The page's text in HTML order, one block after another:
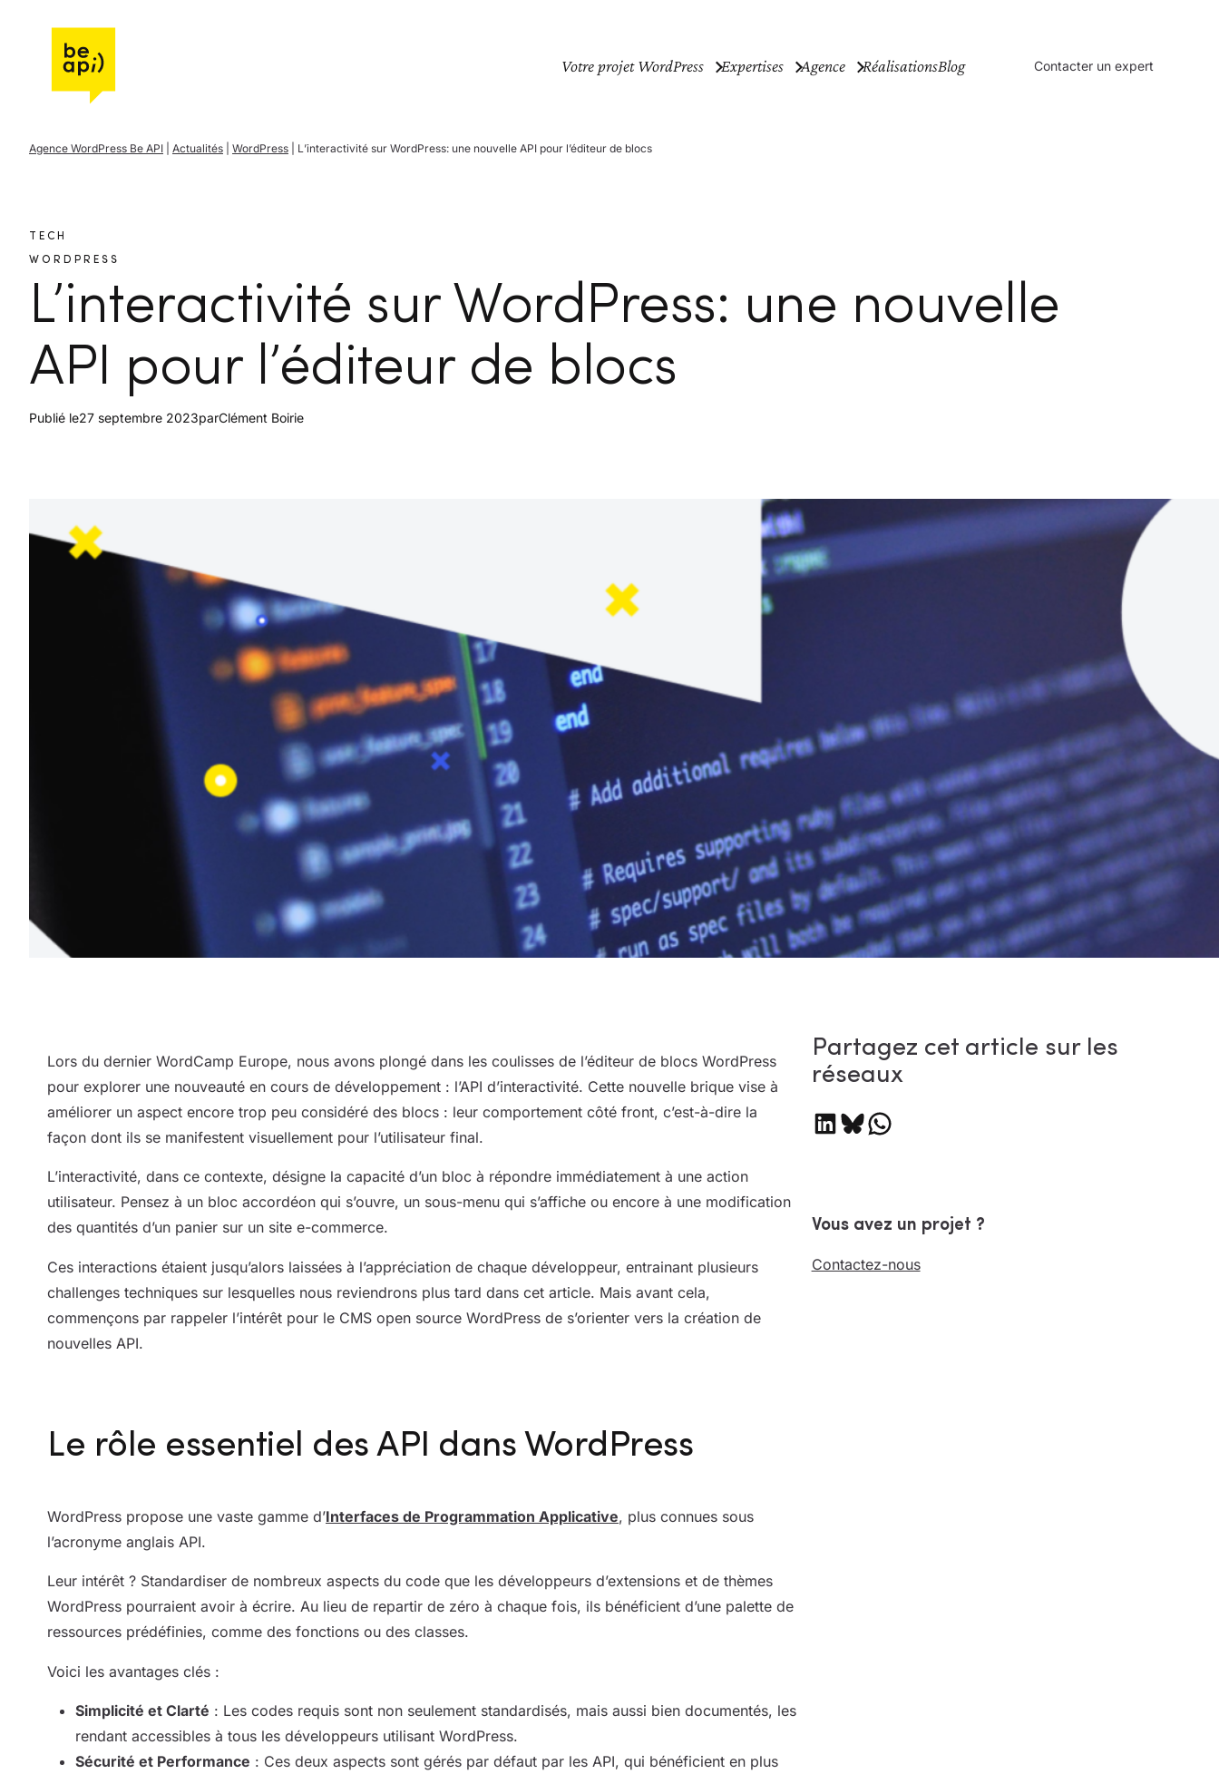
Votre projet WordPress Expertises Agence RéalisationsBlog Contacter un expert
Agence WordPress Be API Actualités WordPress L’interactivité sur WordPress: une nouvelle API pour l’éditeur de blocs
TECH
WORDPRESS
L’interactivité sur WordPress: une nouvelle
API pour l’éditeur de blocs
Publié le27 septembre 2023parClément Boirie
Lors du dernier WordCamp Europe, nous avons plongé dans les coulisses de l’éditeur de blocs WordPress
pour explorer une nouveauté en cours de développement : l’API d’interactivité. Cette nouvelle brique vise à
améliorer un aspect encore trop peu considéré des blocs : leur comportement côté front, c’est-à-dire la
façon dont ils se manifestent visuellement pour l’utilisateur final.
L’interactivité, dans ce contexte, désigne la capacité d’un bloc à répondre immédiatement à une action
utilisateur. Pensez à un bloc accordéon qui s’ouvre, un sous-menu qui s’affiche ou encore à une modification
des quantités d’un panier sur un site e-commerce.
Ces interactions étaient jusqu’alors laissées à l’appréciation de chaque développeur, entrainant plusieurs
challenges techniques sur lesquelles nous reviendrons plus tard dans cet article. Mais avant cela,
commençons par rappeler l’intérêt pour le CMS open source WordPress de s’orienter vers la création de
nouvelles API.
Le rôle essentiel des API dans WordPress
WordPress propose une vaste gamme d’Interfaces de Programmation Applicative, plus connues sous
l’acronyme anglais API.
Leur intérêt ? Standardiser de nombreux aspects du code que les développeurs d’extensions et de thèmes
WordPress pourraient avoir à écrire. Au lieu de repartir de zéro à chaque fois, ils bénéficient d’une palette de
ressources prédéfinies, comme des fonctions ou des classes.
Voici les avantages clés :
Simplicité et Clarté : Les codes requis sont non seulement standardisés, mais aussi bien documentés, les
rendant accessibles à tous les développeurs utilisant WordPress.
Sécurité et Performance : Ces deux aspects sont gérés par défaut par les API, qui bénéficient en plus
Partagez cet article sur les
réseaux
Partager sur LinkedIn Partager sur Bluesky Partager sur WhatsApp
Vous avez un projet ?
Contactez-nous